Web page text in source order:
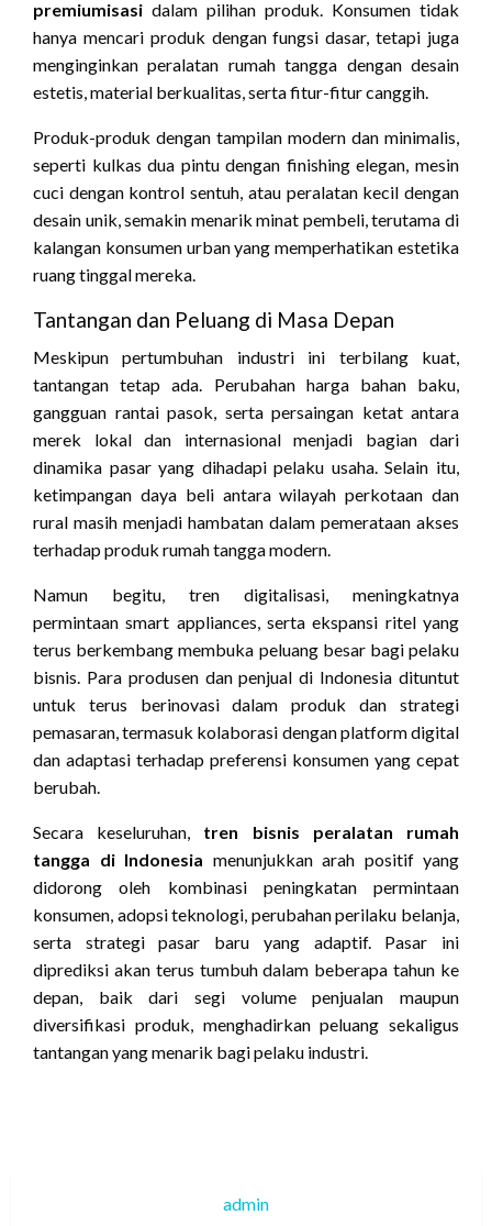
premiumisasi dalam pilihan produk. Konsumen tidak
hanya mencari produk dengan fungsi dasar, tetapi juga
menginginkan peralatan rumah tangga dengan desain
estetis, material berkualitas, serta fitur-fitur canggih.
Produk-produk dengan tampilan modern dan minimalis,
seperti kulkas dua pintu dengan finishing elegan, mesin
cuci dengan kontrol sentuh, atau peralatan kecil dengan
desain unik, semakin menarik minat pembeli, terutama di
kalangan konsumen urban yang memperhatikan estetika
ruang tinggal mereka.
Tantangan dan Peluang di Masa Depan
Meskipun pertumbuhan industri ini terbilang kuat,
tantangan tetap ada. Perubahan harga bahan baku,
gangguan rantai pasok, serta persaingan ketat antara
merek lokal dan internasional menjadi bagian dari
dinamika pasar yang dihadapi pelaku usaha. Selain itu,
ketimpangan daya beli antara wilayah perkotaan dan
rural masih menjadi hambatan dalam pemerataan akses
terhadap produk rumah tangga modern.
Namun begitu, tren digitalisasi, meningkatnya
permintaan smart appliances, serta ekspansi ritel yang
terus berkembang membuka peluang besar bagi pelaku
bisnis. Para produsen dan penjual di Indonesia dituntut
untuk terus berinovasi dalam produk dan strategi
pemasaran, termasuk kolaborasi dengan platform digital
dan adaptasi terhadap preferensi konsumen yang cepat
berubah.
Secara keseluruhan, tren bisnis peralatan rumah
tangga di Indonesia menunjukkan arah positif yang
didorong oleh kombinasi peningkatan permintaan
konsumen, adopsi teknologi, perubahan perilaku belanja,
serta strategi pasar baru yang adaptif. Pasar ini
diprediksi akan terus tumbuh dalam beberapa tahun ke
depan, baik dari segi volume penjualan maupun
diversifikasi produk, menghadirkan peluang sekaligus
tantangan yang menarik bagi pelaku industri.
admin